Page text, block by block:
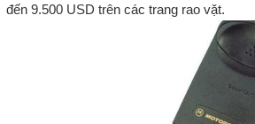
đến 9.500 USD trên các trang rao vặt.